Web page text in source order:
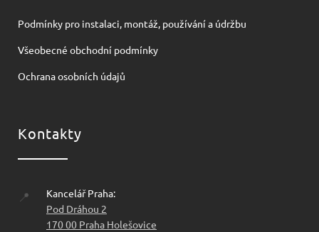
Podmínky pro instalaci, montáž, používání a údržbu
Všeobecné obchodní podmínky
Ochrana osobních údajů
Kontakty
📍
Kancelář Praha:
Pod Dráhou 2
170 00 Praha Holešovice